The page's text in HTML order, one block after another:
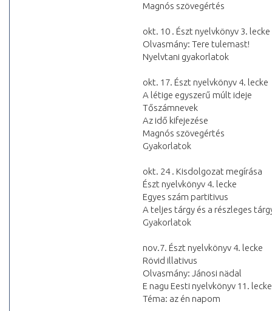
Magnós szövegértés
okt. 10 . Észt nyelvkönyv 3. lecke
Olvasmány: Tere tulemast!
Nyelvtani gyakorlatok
okt. 17. Észt nyelvkönyv 4. lecke
A létige egyszerű múlt ideje
Tőszámnevek
Az idő kifejezése
Magnós szövegértés
Gyakorlatok
okt. 24 . Kisdolgozat megírása
Észt nyelvkönyv 4. lecke
Egyes szám partitivus
A teljes tárgy és a részleges
Gyakorlatok
nov.7. Észt nyelvkönyv 4. lecke
Rövid illativus
Olvasmány: Jánosi nädal
E nagu Eesti nyelvkönyv 11. lecke
Téma: az én napom